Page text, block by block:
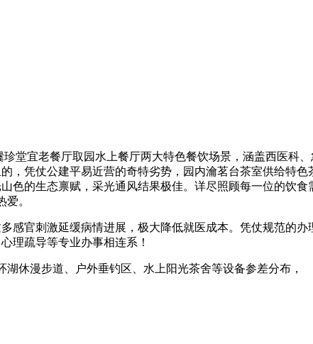
珍堂宜老餐厅取园水上餐厅两大特色餐饮场景，涵盖西医科
，凭仗公建平易近营的奇特劣势，园内瀹茗台茶室供给特
色的生态禀赋，采光通风结果极佳。详尽照顾每一位的饮食
爱。
官刺激延缓病情进展，极大降低就医成本。凭仗规范的办
理疏导等专业办事相连系！
漫步道、户外垂钓区、水上阳光茶舍等设备参差分布，